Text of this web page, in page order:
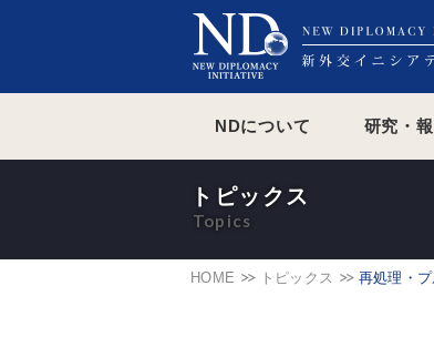
NDについて 研究・
HOME トピックス 再処理・
トピックス